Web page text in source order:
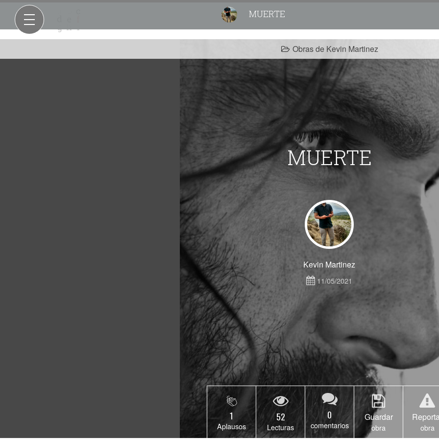
MUERTE
Obras de Kevin Martinez
MUERTE
Kevin Martinez
11/05/2021
1
Aplausos
52
Lecturas
0
comentarios
Guardar
obra obra